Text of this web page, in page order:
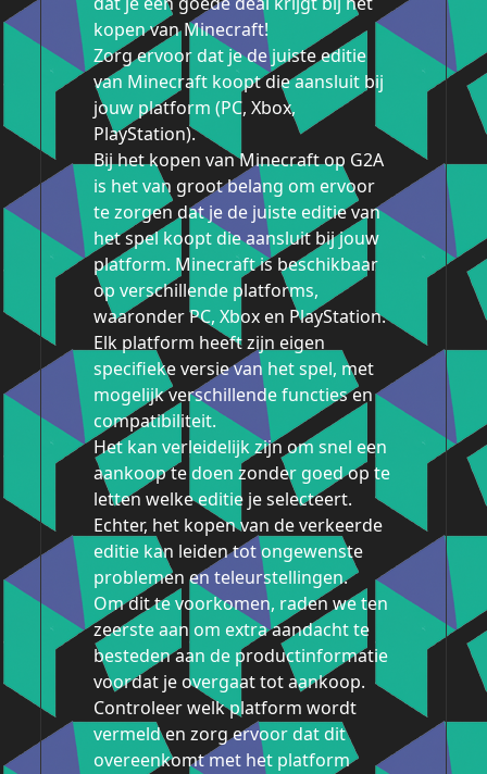
kopen van Minecraft!
Zorg ervoor dat je de juiste editie
van Minecraft koopt die aansluit bij
jouw platform (PC, Xbox,
PlayStation).
Bij het kopen van Minecraft op G2A
is het van groot belang om ervoor
te zorgen dat je de juiste editie van
het spel koopt die aansluit bij jouw
platform. Minecraft is beschikbaar
op verschillende platforms,
waaronder PC, Xbox en PlayStation.
Elk platform heeft zijn eigen
specifieke versie van het spel, met
mogelijk verschillende functies en
compatibiliteit.
Het kan verleidelijk zijn om snel een
aankoop te doen zonder goed op te
letten welke editie je selecteert.
Echter, het kopen van de verkeerde
editie kan leiden tot ongewenste
problemen en teleurstellingen.
Om dit te voorkomen, raden we ten
zeerste aan om extra aandacht te
besteden aan de productinformatie
voordat je overgaat tot aankoop.
Controleer welk platform wordt
vermeld en zorg ervoor dat dit
overeenkomt met het platform